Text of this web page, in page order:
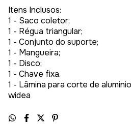
Itens Inclusos:
1 - Saco coletor;
1 - Régua triangular;
1 - Conjunto do suporte;
1 - Mangueira;
1 - Disco;
1 - Chave fixa.
1 - Lâmina para corte de
widea